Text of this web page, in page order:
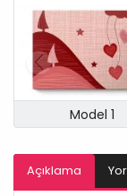
Model 1
Açıklama